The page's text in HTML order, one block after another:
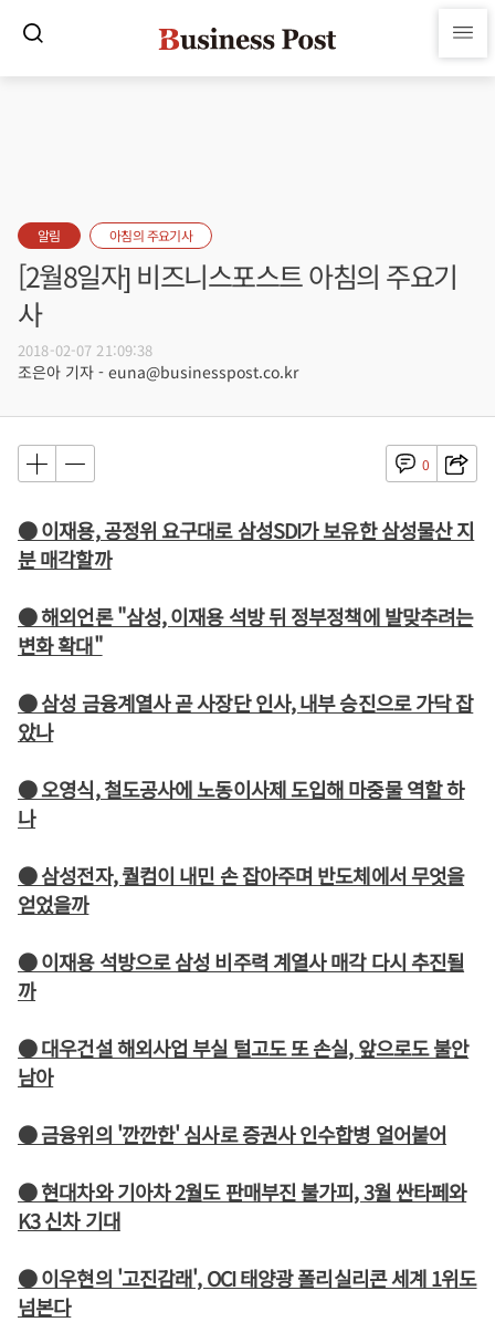
알림 아침의 주요기사
[2월8일자] 비즈니스포스트 아침의 주요기
사
2018-02-07 21:09:38
조은아 기자 - euna@businesspost.co.kr
0
● 이재용, 공정위 요구대로 삼성SDI가 보유한 삼성물산 지
분 매각할까
● 해외언론 "삼성, 이재용 석방 뒤 정부정책에 발맞추려는
변화 확대"
● 삼성 금융계열사 곧 사장단 인사, 내부 승진으로 가닥 잡
았나
● 오영식, 철도공사에 노동이사제 도입해 마중물 역할 하
나
● 삼성전자, 퀄컴이 내민 손 잡아주며 반도체에서 무엇을
얻었을까
● 이재용 석방으로 삼성 비주력 계열사 매각 다시 추진될
까
● 대우건설 해외사업 부실 털고도 또 손실, 앞으로도 불안
남아
● 금융위의 '깐깐한' 심사로 증권사 인수합병 얼어붙어
● 현대차와 기아차 2월도 판매부진 불가피, 3월 싼타페와
K3 신차 기대
● 이우현의 '고진감래', OCI 태양광 폴리실리콘 세계 1위도
넘본다